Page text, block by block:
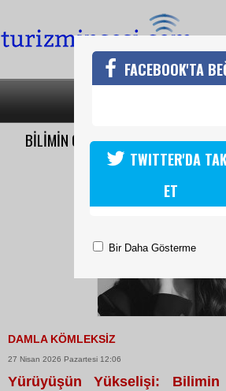
BİLİMİN ONAYLADIĞI EN KOLAY
DAMLA KÖMLEKSİZ
27 Nisan 2026 Pazartesi 12:06
Yürüyüşün Yükselişi:
FACEBOOK'TA
TWITTER'DA
ET
Bir Daha Gösterme